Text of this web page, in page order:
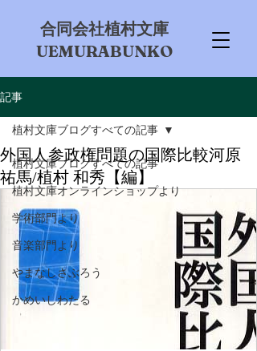
​合同会社植村文庫
UEMURABUNKO
記事
植村文庫ブログすべての記事
植村文庫オンラインショップより
学術部門より
音楽部門より
やまなしさぶろう
かめいしわたる
植村文庫ブログすべての記事
外国人参政権問題の国際比較河原
祐馬/植村 和秀【編】